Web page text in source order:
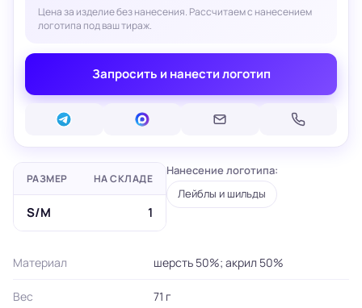
Цена за изделие без нанесения. Рассчитаем с нанесением
логотипа под ваш тираж.
Запросить и нанести логотип
РАЗМЕР НА СКЛАДЕ
S/M 1
Нанесение логотипа:
Лейблы и шильды
Материал шерсть 50%; акрил 50%
Вес 71 г